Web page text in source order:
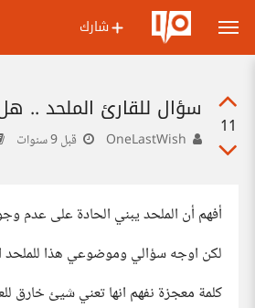
شارك
11
سؤال للقارئ الملحد ..
قبل 9 سنوات
أفهم أن الملحد يبني الحادة على عدم
لكن اوجه سؤالي وموضوعي هذا للملحد
كلمة معجزة نفهم انها تعني شيئ خارق